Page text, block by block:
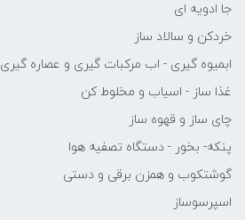
جا ادویه ای
خردکن و سالاد ساز
ابمیوه گیری - اب مرکبات گیری و عصاره گیری
غذا ساز - اسیاب و مخلوط کن
چای ساز و قهوه ساز
پنکه- بخور - دستگاه تصفیه هوا
گوشتکوب و همزن برقی و دستی
اسپرسوساز